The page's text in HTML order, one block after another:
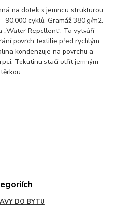
na dotek s jemnou strukturou.
90.000 cyklů. Gramáž 380 g/m2.
Repellent“. Ta vytváří
povrch textilie před rychlým
kondenzuje na povrchu a
Tekutinu stačí otřít jemným
DO BYTU